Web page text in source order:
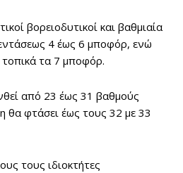
βορειοδυτικοί και βαθμιαία
εντάσεως 4 έως 6 μποφόρ, ενώ
τα 7 μποφόρ.
από 23 έως 31 βαθμούς
θα φτάσει έως τους 32 με 33
τους ιδιοκτήτες